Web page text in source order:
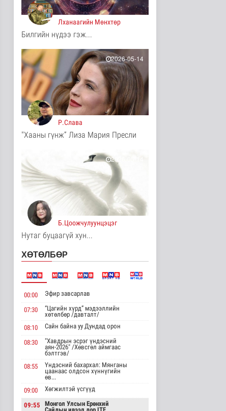
Нийслэлийн цэцэрлэгт
хамрагдах I шатны
бүртгэл э..
3 цаг 24 минутын өмнө
Долоодугаар сард
709.503 зөрчил
бүртгэгджээ
Нийгэм
4 цаг 31 минутын өмнө
Мал угаалгын ажил
үргэлжилж байна
4 цаг 34 минутын өмнө
Хогноос эрчим хүч
үйлдвэрлэх үйлдвэр 34
МВт-ын х..
4 цаг 52 минутын өмнө
Монелийн гудамжны
авто замыг өнөөдрөөс
3613 иргэн өртөж, 118
Улс төр
4 цаг 13 минутын өмнө
Цөмийн эрчим хүчний
хөрөнгө оруулалтыг
2050 он х..
Дэлхийд
4 цаг 15 минутын өмнө
НТТТ: 11:00-16:00
цагийн хооронд
шаардлагагүй бо..
Лханаагийн Мөнхтөр
Билгийн нүдээ гэж...
2026-05-14
Р.Слава
"Хааны гүнж” Лиза Мария Пресли
2026-05-14
Б.Цоожчулуунцэцэг
Нутаг буцаагүй хун...
ХӨТӨЛБӨР
00:00 Эфир завсарлав
07:30
“Цагийн хүрд” мэдээллийн
хөтөлбөр /давталт/
08:10
Сайн байна уу Дундад орон
08:30
"Хавдрын эсрэг үндэсний
аян-2026" /Хөвсгөл аймгаас
бэлтгэв/
08:55
Үндэсний бахархал: Мянганы
цаанаас олдсон хүннүгийн
өв...
09:00
Хөгжилтэй үсгүүд
09:55
Монгол Улсын Ерөнхий